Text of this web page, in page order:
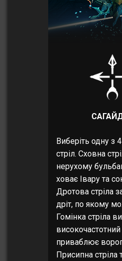
Виберіть одну з
стріл. Сховна
нерухому
ховає Івару та
Дротова стріла
дріт, по якому
Гомінка стріла
приваблює
Присипна стріла